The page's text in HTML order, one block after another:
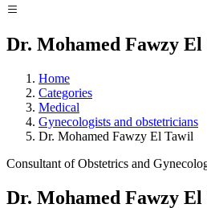
Dr. Mohamed Fawzy El
Home
Categories
Medical
Gynecologists and obstetricians
Dr. Mohamed Fawzy El Tawil
Consultant of Obstetrics and
Dr. Mohamed Fawzy El